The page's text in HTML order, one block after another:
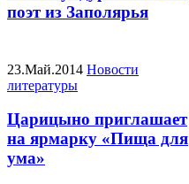
поэт из Заполярья
23.Май.2014 Новости
литературы
Царицыно приглашает
на ярмарку «Пища для
ума»